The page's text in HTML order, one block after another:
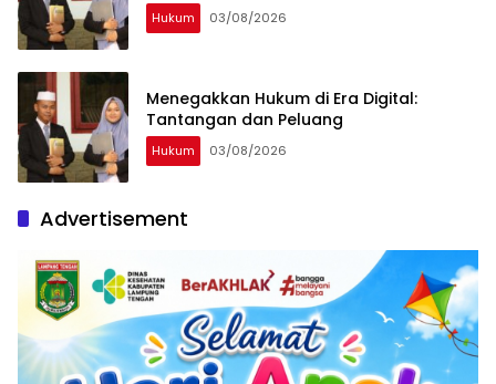
Hukum 03/08/2026
Menegakkan Hukum di Era Digital:
Tantangan dan Peluang
Hukum 03/08/2026
Advertisement